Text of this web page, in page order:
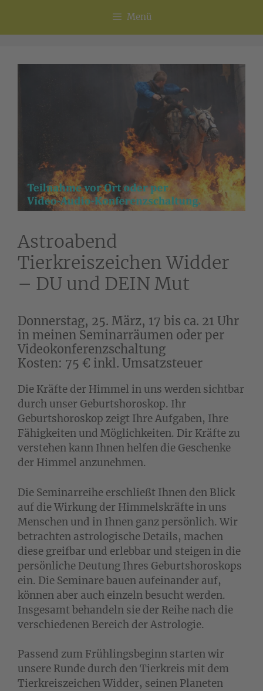
Menü
Astroabend
Tierkreiszeichen Widder
– DU und DEIN Mut
Donnerstag, 25. März, 17 bis ca. 21 Uhr
in meinen Seminarräumen oder per
Videokonferenzschaltung
Kosten: 75 € inkl. Umsatzsteuer
Die Kräfte der Himmel in uns werden sichtbar
durch unser Geburtshoroskop. Ihr
Geburtshoroskop zeigt Ihre Aufgaben, Ihre
Fähigkeiten und Möglichkeiten. Dir Kräfte zu
verstehen kann Ihnen helfen die Geschenke
der Himmel anzunehmen.
Die Seminarreihe erschließt Ihnen den Blick
auf die Wirkung der Himmelskräfte in uns
Menschen und in Ihnen ganz persönlich. Wir
betrachten astrologische Details, machen
diese greifbar und erlebbar und steigen in die
persönliche Deutung Ihres Geburtshoroskops
ein. Die Seminare bauen aufeinander auf,
können aber auch einzeln besucht werden.
Insgesamt behandeln sie der Reihe nach die
verschiedenen Bereich der Astrologie.
Passend zum Frühlingsbeginn starten wir
unsere Runde durch den Tierkreis mit dem
Tierkreiszeichen Widder, seinen Planeten